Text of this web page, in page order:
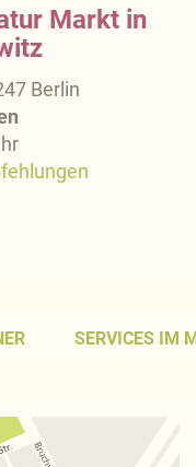
Markt in
Berlin
SERVICES IM